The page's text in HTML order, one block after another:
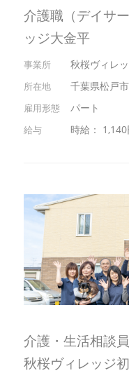
介護職（デイサ
ッジ大金平
秋桜ヴィレ
千葉県松戸
パート
時給：
介護・生活相談
秋桜ヴィレッジ